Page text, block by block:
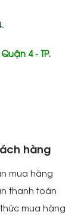
4 - TP.
hàng
mua hàng
thanh toán
mua hàng